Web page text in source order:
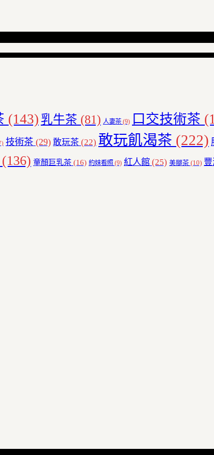
(143) 乳牛茶 (81) 人妻茶 (9) 口交技術茶
技術茶 (29) 敢玩茶 (22) 敢玩飢渴茶 (222)
(136) 童顏巨乳茶 (16) 約妹看照 (9) 紅人館 (25) 美腿茶 (10)